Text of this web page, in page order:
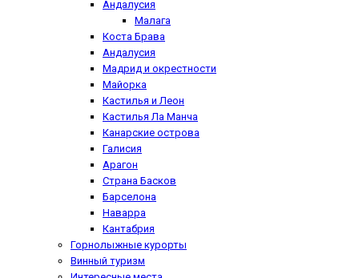
Андалусия
Малага
Коста Брава
Андалусия
Мадрид и окрестности
Майорка
Кастилья и Леон
Кастилья Ла Манча
Канарские острова
Галисия
Арагон
Страна Басков
Барселона
Наварра
Кантабрия
Горнолыжные курорты
Винный туризм